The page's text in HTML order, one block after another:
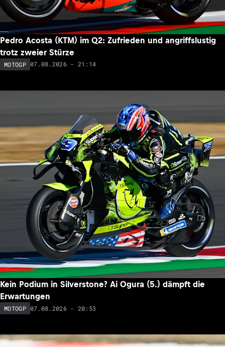
Pedro Acosta (KTM) im Q2: Zufrieden und angriffslustig
trotz zweier Stürze
MOTOGP 07.08.2026 - 21:14
Kein Podium in Silverstone? Ai Ogura (5.) dämpft die
Erwartungen
MOTOGP 07.08.2026 - 20:53